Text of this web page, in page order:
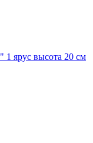
1 ярус высота 20 см